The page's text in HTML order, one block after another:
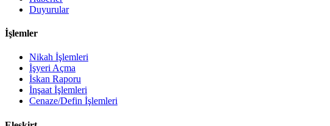
Duyurular
İşlemler
Nikah İşlemleri
İşyeri Açma
İskan Raporu
İnşaat İşlemleri
Cenaze/Defin İşlemleri